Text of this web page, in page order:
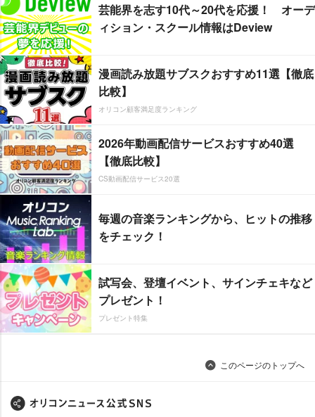
芸能界を志す10代～20代を応援！ オーデ
ィション・スクール情報はDeview
漫画読み放題サブスクおすすめ11選【徹底
比較】
オリコン顧客満足度ランキング
2026年動画配信サービスおすすめ40選
【徹底比較】
CS動画配信サービス20選
毎週の音楽ランキングから、ヒットの推移
をチェック！
試写会、登壇イベント、サインチェキなど
プレゼント！
プレゼント特集
このページのトップへ